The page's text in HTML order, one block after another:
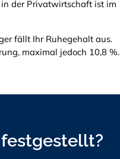
der Privatwirtschaft ist im
fällt Ihr Ruhegehalt aus.
maximal jedoch 10,8 %.